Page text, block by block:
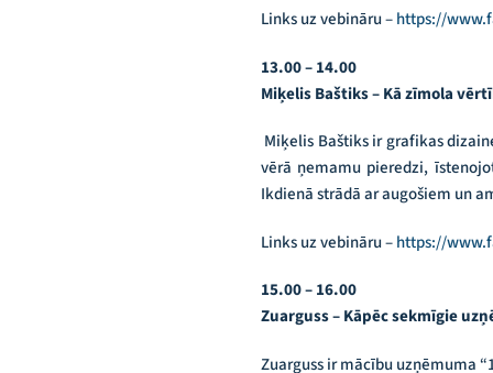
Links uz vebināru –https://
13.00 – 14.00
Miķelis Baštiks – Kā zīmola
Miķelis Baštiks ir grafikas
vērā ņemamu pieredzi,
Ikdienā strādā ar augošiem un
Links uz vebināru –https://
15.00 – 16.00
Zuarguss – Kāpēc sekmīgie
Zuarguss ir mācību uzņēmuma